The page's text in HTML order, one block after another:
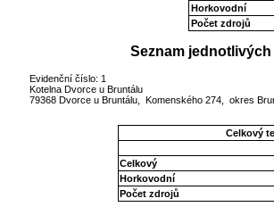
Horkovodní
Počet zdrojů
Seznam
Evidenční číslo: 1
Kotelna Dvorce u Bruntálu
79368 Dvorce u Bruntálu, Komenského 274, okres
Celkový
Celkový
Horkovodní
Počet zdrojů